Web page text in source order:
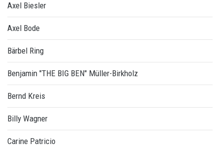
Axel Biesler
Axel Bode
Bärbel Ring
Benjamin "THE BIG BEN" Müller-Birkholz
Bernd Kreis
Billy Wagner
Carine Patricio